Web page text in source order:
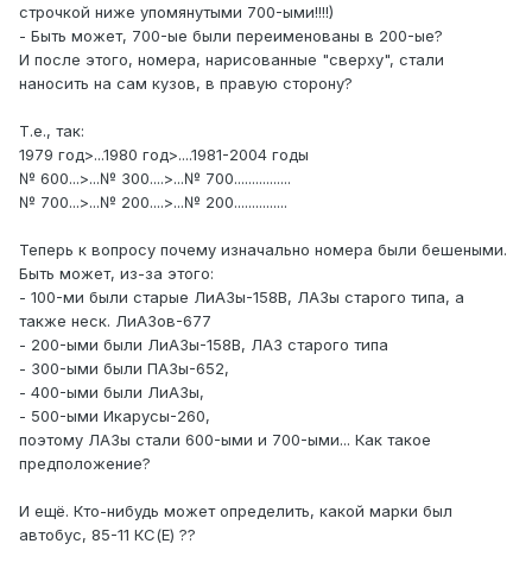
строчкой ниже упомянутыми 700-ыми!!!!)
- Быть может, 700-ые были переименованы в 200-ые?
И после этого, номера, нарисованные "сверху", стали
наносить на сам кузов, в правую сторону?
Т.е., так:
1979 год>...1980 год>....1981-2004 годы
№ 600...>...№ 300....>...№ 700................
№ 700...>...№ 200....>...№ 200...............
Теперь к вопросу почему изначально номера были бешеными.
Быть может, из-за этого:
- 100-ми были старые ЛиАЗы-158В, ЛАЗы старого типа, а
также неск. ЛиАЗов-677
- 200-ыми были ЛиАЗы-158В, ЛАЗ старого типа
- 300-ыми были ПАЗы-652,
- 400-ыми были ЛиАЗы,
- 500-ыми Икарусы-260,
поэтому ЛАЗы стали 600-ыми и 700-ыми... Как такое
предположение?
И ещё. Кто-нибудь может определить, какой марки был
автобус, 85-11 КС(Е) ??